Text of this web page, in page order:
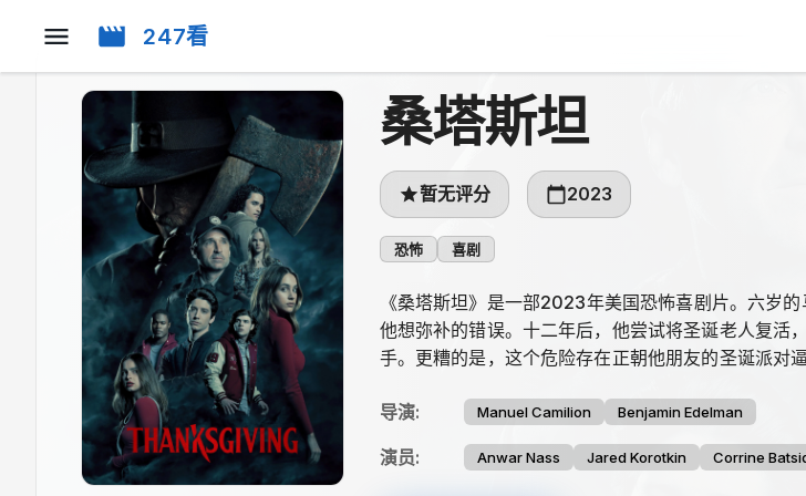
247看
桑塔斯坦
暂无评分 2023
恐怖 喜剧
《桑塔斯坦》是一部2023年美国恐怖喜剧片。六岁
他想弥补的错误。十二年后，他尝试将圣诞老人复活
手。更糟的是，这个危险存在正朝他朋友的圣诞派对逼
导演: Manuel Camilion Benjamin Edelman
演员: Anwar Nass Jared Korotkin Corrine